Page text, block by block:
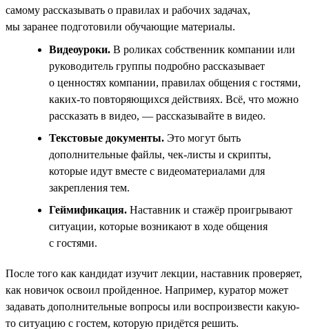
самому рассказывать о правилах и рабочих задачах,
мы заранее подготовили обучающие материалы.
Видеоуроки. В роликах собственник компании или
руководитель группы подробно рассказывает
о ценностях компании, правилах общения с гостями,
каких-то повторяющихся действиях. Всё, что можно
рассказать в видео, — рассказывайте в видео.
Текстовые документы. Это могут быть
дополнительные файлы, чек-листы и скрипты,
которые идут вместе с видеоматериалами для
закрепления тем.
Геймификация. Наставник и стажёр проигрывают
ситуации, которые возникают в ходе общения
с гостями.
После того как кандидат изучит лекции, наставник проверяет,
как новичок освоил пройденное. Например, куратор может
задавать дополнительные вопросы или воспроизвести какую-
то ситуацию с гостем, которую придётся решить.